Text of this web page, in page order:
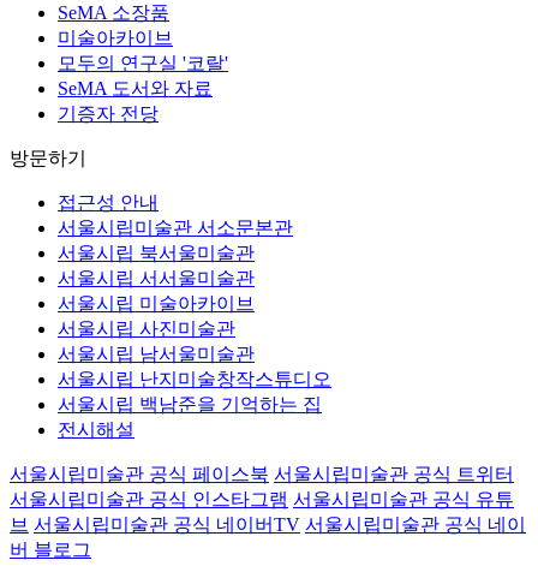
SeMA 소장품
미술아카이브
모두의 연구실 '코랄'
SeMA 도서와 자료
기증자 전당
방문하기
접근성 안내
서울시립미술관 서소문본관
서울시립 북서울미술관
서울시립 서서울미술관
서울시립 미술아카이브
서울시립 사진미술관
서울시립 남서울미술관
서울시립 난지미술창작스튜디오
서울시립 백남준을 기억하는 집
전시해설
서울시립미술관 공식 페이스북 서울시립미술관 공식 트위터
서울시립미술관 공식 인스타그램 서울시립미술관 공식 유튜
브 서울시립미술관 공식 네이버TV 서울시립미술관 공식 네이
버 블로그